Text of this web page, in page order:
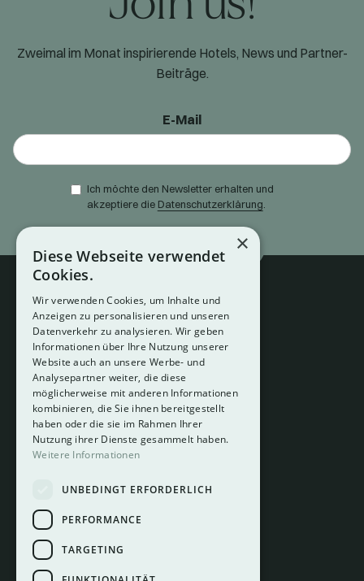
Zweimal im Monat inspirierende Hotels, News und Partner-
Beiträge.
E-Mail
Ich möchte den Newsletter erhalten und
akzeptiere die Datenschutzerklärung
About
Hotelberatung
Mediadaten
Instagram
LinkedIn
×
Diese Webseite verwendet
Cookies.
Wir verwenden Cookies, um Inhalte und
Anzeigen zu personalisieren und unseren
Datenverkehr zu analysieren. Wir geben
Informationen über Ihre Nutzung unserer
Website auch an unsere Werbe- und
Analysepartner weiter, die diese
möglicherweise mit anderen Informationen
kombinieren, die Sie ihnen bereitgestellt
haben oder die sie im Rahmen Ihrer
Nutzung ihrer Dienste gesammelt haben.
Weitere Informationen
UNBEDINGT ERFORDERLICH
PERFORMANCE
TARGETING